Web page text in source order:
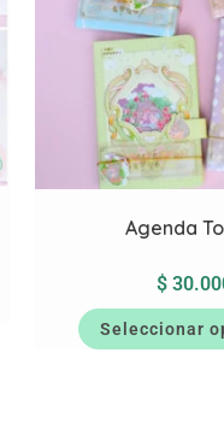
Agenda
$
Seleccionar